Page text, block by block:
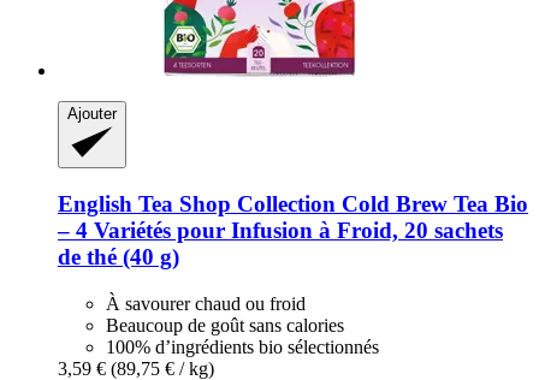
Ajouter
English Tea Shop Collection Cold Brew Tea Bio
– 4 Variétés pour Infusion à Froid, 20 sachets
de thé (40 g)
À savourer chaud ou froid
Beaucoup de goût sans calories
100% d’ingrédients bio sélectionnés
3,59 € (89,75 € / kg)